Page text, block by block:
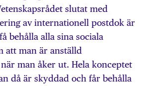
slutat med
av internationell postdok är
behålla alla sina sociala
att man är anställd
man åker ut. Hela konceptet
då är skyddad och får behålla